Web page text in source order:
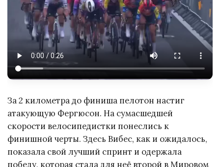
За 2 километра до финиша пелотон настиг
атакующую Фергюсон. На сумасшедшей
скорости велосипедистки понеслись к
финишной черты. Здесь Вибес, как и ожидалось,
показала свой лучший спринт и одержала
победу, которая стала для неё второй в Мировом